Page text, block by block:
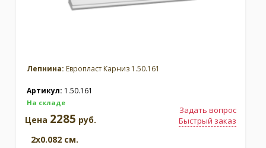
Лепнина: Европласт Карниз 1.50.161
Артикул: 1.50.161
На складе
Задать вопрос
Быстрый заказ
Цена 2285 руб.
2x0.082 см.